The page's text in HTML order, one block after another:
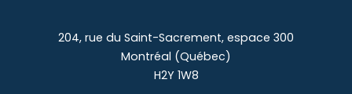
204, rue du Saint-Sacrement, espace 300
Montréal (Québec)
H2Y 1W8